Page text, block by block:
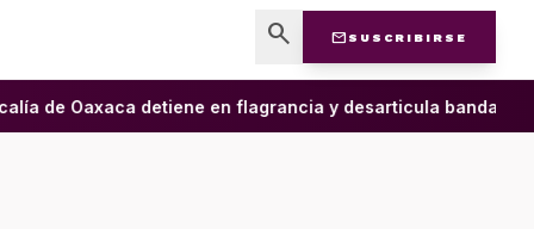
search mail SUSCRIBIRSE
de Oaxaca detiene en flagrancia y desarticula banda